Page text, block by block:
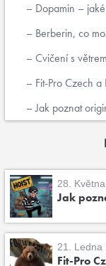
Dopamin –
Berberin, co
Cvičení s
Fit-Pro Czech
Jak poznat
28.
Jak
21. Ledna
Fit-Pro